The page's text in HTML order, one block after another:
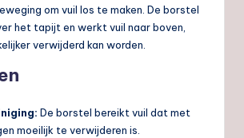
om vuil los te maken. De borstel
het tapijt en werkt vuil naar boven,
verwijderd kan worden.
De borstel bereikt vuil dat met
moeilijk te verwijderen is.